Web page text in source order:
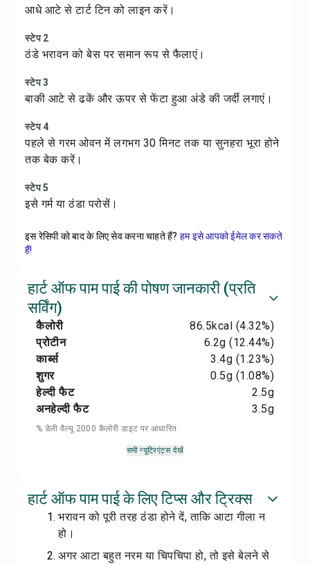
आधे आटे से टार्ट टिन को लाइन करें।
स्टेप 2
ठंडे भरावन को बेस पर समान रूप से फैलाएं।
स्टेप 3
बाकी आटे से ढकें और ऊपर से फेंटा हुआ अंडे की जर्दी लगाएं।
स्टेप 4
पहले से गरम ओवन में लगभग 30 मिनट तक या सुनहरा भूरा होने
तक बेक करें।
स्टेप 5
इसे गर्म या ठंडा परोसें।
इस रेसिपी को बाद के लिए सेव करना चाहते हैं? हम इसे आपको ईमेल कर सकते
हैं!
हार्ट ऑफ पाम पाई की पोषण जानकारी (प्रति
सर्विंग)
कैलोरी 86.5kcal (4.32%)
प्रोटीन
6.2g (12.44%)
कार्ब्स
3.4g (1.23%)
शुगर
0.5g (1.08%)
हेल्दी फैट
2.5g
अनहेल्दी फैट
3.5g
% डेली वैल्यू 2000 कैलोरी डाइट पर आधारित
सभी न्यूट्रिएंट्स देखें
हार्ट ऑफ पाम पाई के लिए टिप्स और ट्रिक्स
भरावन को पूरी तरह ठंडा होने दें, ताकि आटा गीला न
हो।
अगर आटा बहुत नरम या चिपचिपा हो, तो इसे बेलने से